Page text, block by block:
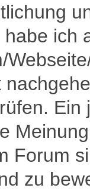
ich
Forum
zu